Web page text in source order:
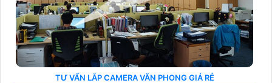
TƯ VẤN LẮP CAMERA VĂN PHONG GIÁ RẺ